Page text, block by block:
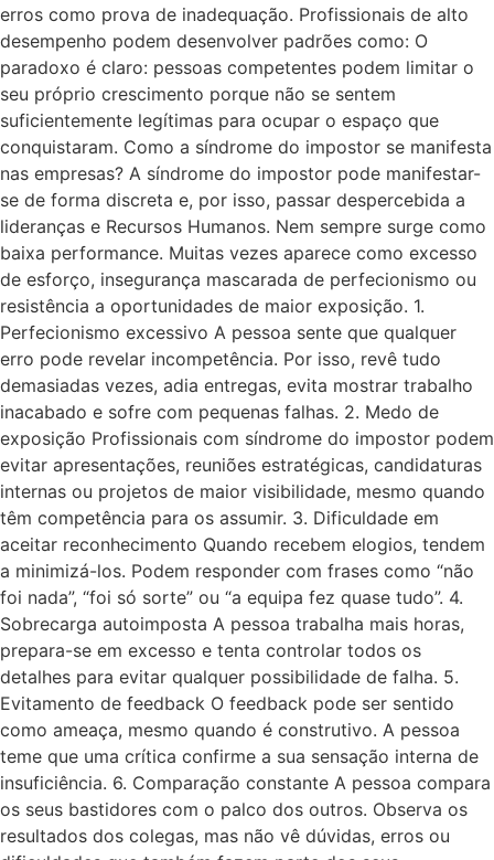
erros como prova de inadequação. Profissionais de alto
desempenho podem desenvolver padrões como: O
paradoxo é claro: pessoas competentes podem limitar o
seu próprio crescimento porque não se sentem
suficientemente legítimas para ocupar o espaço que
conquistaram. Como a síndrome do impostor se manifesta
nas empresas? A síndrome do impostor pode manifestar-
se de forma discreta e, por isso, passar despercebida a
lideranças e Recursos Humanos. Nem sempre surge como
baixa performance. Muitas vezes aparece como excesso
de esforço, insegurança mascarada de perfecionismo ou
resistência a oportunidades de maior exposição. 1.
Perfecionismo excessivo A pessoa sente que qualquer
erro pode revelar incompetência. Por isso, revê tudo
demasiadas vezes, adia entregas, evita mostrar trabalho
inacabado e sofre com pequenas falhas. 2. Medo de
exposição Profissionais com síndrome do impostor podem
evitar apresentações, reuniões estratégicas, candidaturas
internas ou projetos de maior visibilidade, mesmo quando
têm competência para os assumir. 3. Dificuldade em
aceitar reconhecimento Quando recebem elogios, tendem
a minimizá-los. Podem responder com frases como “não
foi nada”, “foi só sorte” ou “a equipa fez quase tudo”. 4.
Sobrecarga autoimposta A pessoa trabalha mais horas,
prepara-se em excesso e tenta controlar todos os
detalhes para evitar qualquer possibilidade de falha. 5.
Evitamento de feedback O feedback pode ser sentido
como ameaça, mesmo quando é construtivo. A pessoa
teme que uma crítica confirme a sua sensação interna de
insuficiência. 6. Comparação constante A pessoa compara
os seus bastidores com o palco dos outros. Observa os
resultados dos colegas, mas não vê dúvidas, erros ou